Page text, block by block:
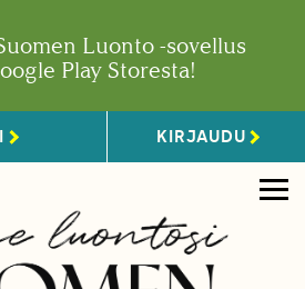
Luonto -sovellus
Play Storesta!
KIRJAUDU